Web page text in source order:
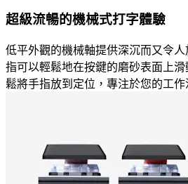
超級流暢的機械式打字體驗
低平外觀的機械軸提供深沉而又令
指可以輕鬆地在按鍵的磨砂表面上
鬆將手指放到定位，專注於您的工作